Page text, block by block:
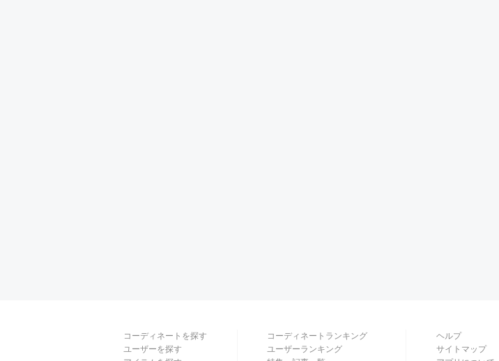
コーディネートを探す
ユーザーを探す
コーディネートランキング
ユーザーランキング
ヘルプ
サイトマップ